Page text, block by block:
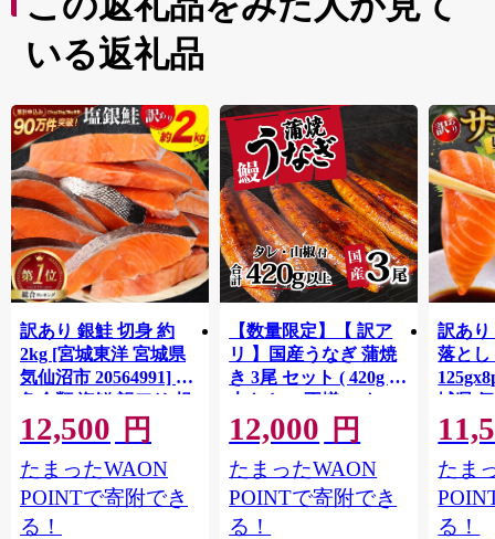
いる返礼品
訳あり 銀鮭 切身 約
2kg [宮城東洋 宮城県
気仙沼市 20564991] 鮭
魚介類 海鮮 訳アリ 規
格外 不揃い さけ サケ
鮭切身 シャケ 切り身
冷凍 家庭用 おかず 弁
当 支援 サーモン 銀鮭
切り身 魚 わけあり
12,500 円
たまったWAON
POINTで寄附でき
る！
【数量限定】【 訳ア
リ 】国産うなぎ 蒲焼
き 3尾 セット ( 420g )
大きさ の不揃い タ
レ・山椒付き ウナギ
鰻 ふぞろい 不揃い う
な重 ひつまぶし 人気
茨城 八千代町 ふるさ
と納税 冷凍 [SF951ya]
12,000 円
たまったWAON
POINTで寄附でき
る！
訳あり
落とし
城県
お刺し
生 生
鮭 銀
介
たま
る！